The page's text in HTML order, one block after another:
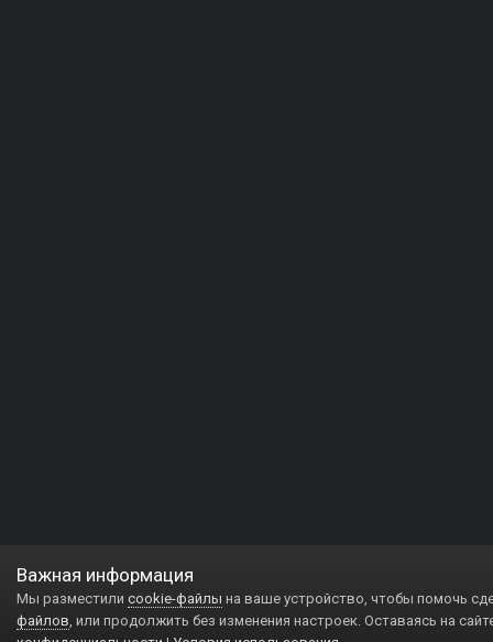
Важная информация
Мы разместили cookie-файлы на ваше устройство, чтобы помочь
файлов, или продолжить без изменения настроек. Оставаясь на